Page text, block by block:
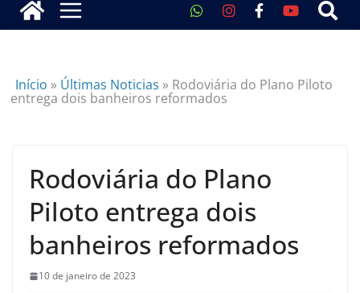
Início » Últimas Noticias » Rodoviária do Plano Piloto
entrega dois banheiros reformados
Rodoviária do Plano
Piloto entrega dois
banheiros reformados
10 de janeiro de 2023